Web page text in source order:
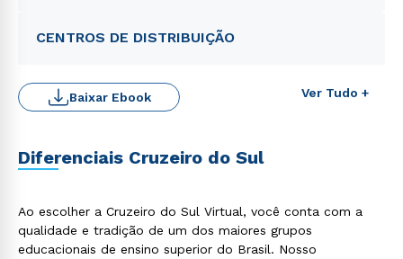
CENTROS DE DISTRIBUIÇÃO
Ver Tudo +
Baixar Ebook
Diferenciais Cruzeiro do Sul
Ao escolher a Cruzeiro do Sul Virtual, você conta com a
qualidade e tradição de um dos maiores grupos
educacionais de ensino superior do Brasil. Nosso
Rápido e fácil
WhatsApp